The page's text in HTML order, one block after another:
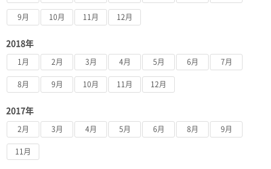
9月 10月 11月 12月
2018年
1月 2月 3月 4月 5月 6月 7月
8月 9月 10月 11月 12月
2017年
2月 3月 4月 5月 6月 8月 9月
11月